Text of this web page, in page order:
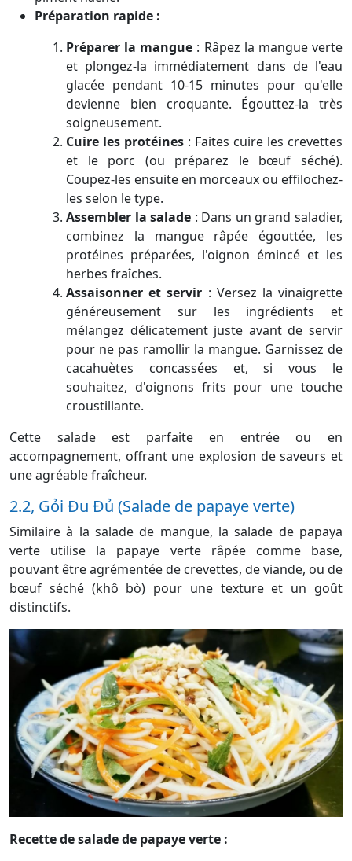
Préparation rapide :
Préparer la mangue : Râpez la mangue verte
et plongez-la immédiatement dans de l'eau
glacée pendant 10-15 minutes pour qu'elle
devienne bien croquante. Égouttez-la très
soigneusement.
Cuire les protéines : Faites cuire les crevettes
et le porc (ou préparez le bœuf séché).
Coupez-les ensuite en morceaux ou effilochez-
les selon le type.
Assembler la salade : Dans un grand saladier,
combinez la mangue râpée égouttée, les
protéines préparées, l'oignon émincé et les
herbes fraîches.
Assaisonner et servir : Versez la vinaigrette
généreusement sur les ingrédients et
mélangez délicatement juste avant de servir
pour ne pas ramollir la mangue. Garnissez de
cacahuètes concassées et, si vous le
souhaitez, d'oignons frits pour une touche
croustillante.
Cette salade est parfaite en entrée ou en
accompagnement, offrant une explosion de saveurs et
une agréable fraîcheur.
2.2, Gỏi Đu Đủ (Salade de papaye verte)
Similaire à la salade de mangue, la salade de papaya
verte utilise la papaye verte râpée comme base,
pouvant être agrémentée de crevettes, de viande, ou de
bœuf séché (khô bò) pour une texture et un goût
distinctifs.
Recette de salade de papaye verte :